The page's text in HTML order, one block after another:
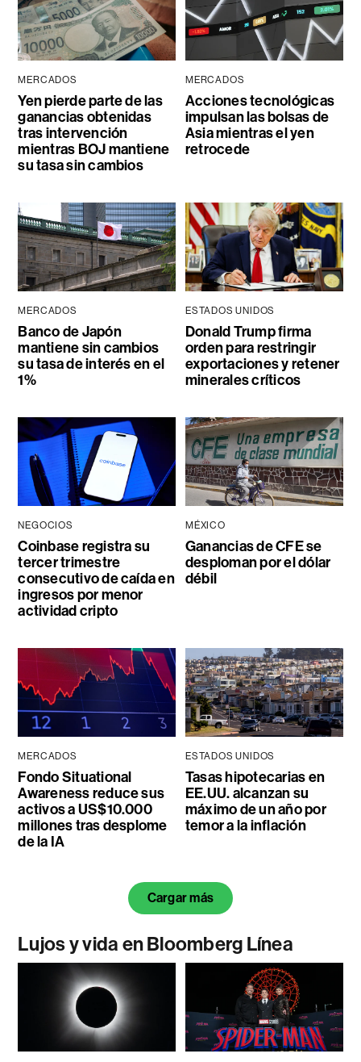
MERCADOS
Yen pierde parte de las
ganancias obtenidas
tras intervención
mientras BOJ mantiene
su tasa sin cambios
MERCADOS
Acciones tecnológicas
impulsan las bolsas de
Asia mientras el yen
retrocede
MERCADOS
Banco de Japón
mantiene sin cambios
su tasa de interés en el
1%
ESTADOS UNIDOS
Donald Trump firma
orden para restringir
exportaciones y retener
minerales críticos
NEGOCIOS
Coinbase registra su
tercer trimestre
consecutivo de caída en
ingresos por menor
actividad cripto
MÉXICO
Ganancias de CFE se
desploman por el dólar
débil
MERCADOS
Fondo Situational
Awareness reduce sus
activos a US$10.000
millones tras desplome
de la IA
ESTADOS UNIDOS
Tasas hipotecarias en
EE.UU. alcanzan su
máximo de un año por
temor a la inflación
Cargar más
Lujos y vida en Bloomberg Línea